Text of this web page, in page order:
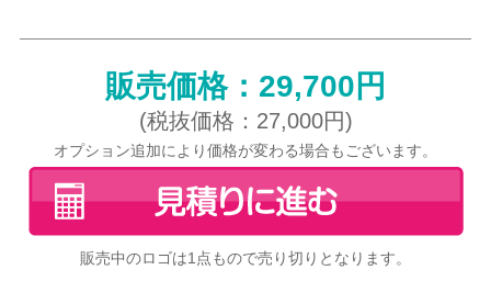
販売価格：29,700円
(税抜価格：27,000円)
オプション追加により価格が変わる場合もございます。
販売中のロゴは1点もので売り切りとなります。